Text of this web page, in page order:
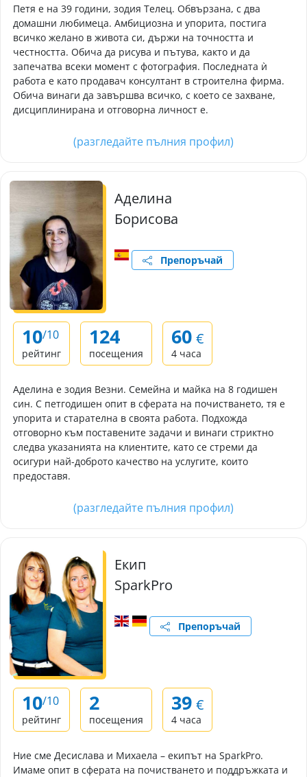
Петя е на 39 години, зодия Телец. Обвързана, с два
домашни любимеца. Амбициозна и упорита, постига
всичко желано в живота си, държи на точността и
честността. Обича да рисува и пътува, както и да
запечатва всеки момент с фотография. Последната ѝ
работа е като продавач консултант в строителна фирма.
Обича винаги да завършва всичко, с което се захване,
дисциплинирана и отговорна личност е.
(разгледайте пълния профил)
Аделина
Борисова
Препоръчай
10/10
рейтинг
124
посещения
60 €
4 часа
Аделина е зодия Везни. Семейна и майка на 8 годишен
син. С петгодишен опит в сферата на почистването, тя е
упорита и старателна в своята работа. Подхожда
отговорно към поставените задачи и винаги стриктно
следва указанията на клиентите, като се стреми да
осигури най-доброто качество на услугите, които
предоставя.
(разгледайте пълния профил)
Екип
SparkPro
Препоръчай
10/10
рейтинг
2
посещения
39 €
4 часа
Ние сме Десислава и Михаела – екипът на SparkPro.
Имаме опит в сферата на почистването и поддръжката и